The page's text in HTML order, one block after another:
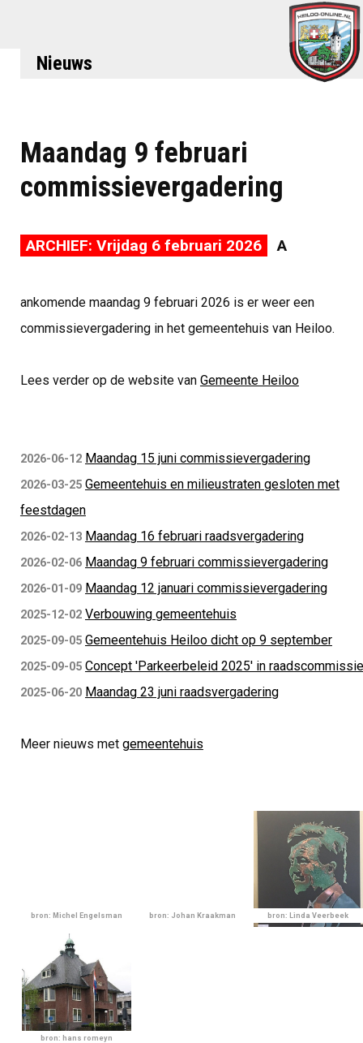
Nieuws
Maandag 9 februari
commissievergadering
ARCHIEF: Vrijdag 6 februari 2026 A
ankomende maandag 9 februari 2026 is er weer een
commissievergadering in het gemeentehuis van Heiloo.
Lees verder op de website van Gemeente Heiloo
2026-06-12 Maandag 15 juni commissievergadering
2026-03-25 Gemeentehuis en milieustraten gesloten met
feestdagen
2026-02-13 Maandag 16 februari raadsvergadering
2026-02-06 Maandag 9 februari commissievergadering
2026-01-09 Maandag 12 januari commissievergadering
2025-12-02 Verbouwing gemeentehuis
2025-09-05 Gemeentehuis Heiloo dicht op 9 september
2025-09-05 Concept 'Parkeerbeleid 2025' in raadscommissie
2025-06-20 Maandag 23 juni raadsvergadering
Meer nieuws met gemeentehuis
bron: Michel Engelsman bron: Johan Kraakman bron: Linda Veerbeek
bron: hans romeyn